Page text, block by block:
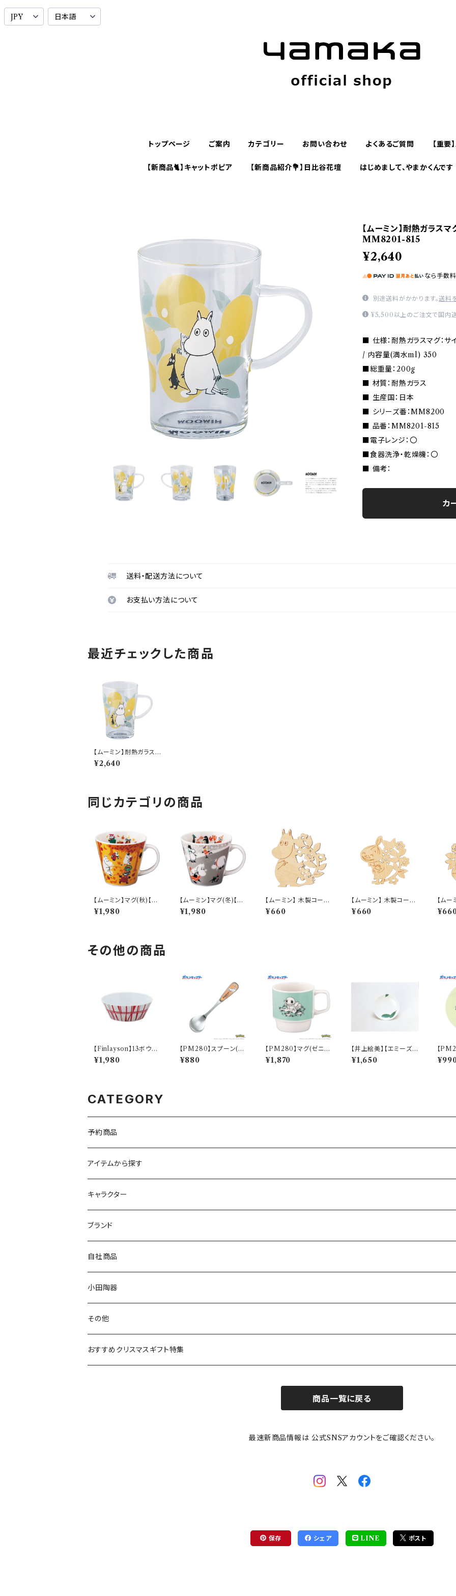
トップページ ご案内 カテゴリー お問い合わせ よくあるご質問 【重
【新商品🐈】キャットポピア 【新商品紹介💐】日比谷花壇 はじめまして、やまかくんです
【ムーミン】耐熱ガラス
MM8201-815
¥2,640
なら 手数
別途送料がかかります。送料
¥5,500以上のご注文で国内送
■ 仕様：耐熱ガラスマグ：
/ 内容量(満水ml) 350
■総重量：200g
■ 材質：耐熱ガラス
■ 生産国：日本
■ シリーズ番：MM8200
■ 品番：MM8201-815
■電子レンジ：〇
■食器洗浄・乾燥機：〇
■ 備考：
カ
送料・配送方法について
お支払い方法について
最近チェックした商品
【ムーミン】耐熱ガラスマ
グ(ムーミン)【MM820
0】 MM8201-815
¥2,640
同じカテゴリの商品
【ムーミン】マグ(秋)【M
M9600】MM9603-1
1
¥1,980
【ムーミン】マグ(冬)【M
M9600】MM9604-1
1
¥1,980
【ムーミン】 木製コース
ター（ムーミン）【木製コ
ースター】
¥660
【ムーミン】 木製コース
ター（リトルミイ）【木製
コースター】
¥660
【ム
ター（
コース
その他の商品
【Finlayson】13ボウル
（レッド）【コロナ】
¥1,980
【PM280】スプーン(ヒ
トカゲ)【Daily Sketch】
PM282-850
¥880
【PM280】マグ(ゼニガ
メ)【Daily Sketch】PM
283-11
¥1,870
【井上絵美】【エミーズ】1
9.5プレート【ベイリー
フ】AM20-1-T22
¥1,650
【
ダネ)
CATEGORY
予約商品
アイテムから探す
九谷焼
マグ＆カップ
プレート
ボウル
ガラスウェア
カトラリー
キャラクター
ムーミン
80th記念アイテム
リトルミイの日記念アイテム
MOOMIN ANIMATION
スヌーピー
ピーターラビット
ポケットモンスター
ブランド
LA AMYS(エミーズ)
LISA LARSON(リサラーソン)
LAURA ASHLEY(ローラ アシュレイ)
Finlayson(フィンレイソン)
自社商品
ねこ企画
Cecera(セセラ)
CELEC(セレック)
小田陶器
さざなみ
吉祥
その他
リサイクル食器
おすすめクリスマスギフト特集
商品一覧に戻る
最速新商品情報は 公式SNSアカウントをご確認ください。
保存 シェア LINE ポスト